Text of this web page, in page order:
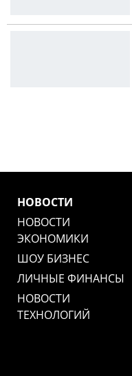
НОВОСТИ
НОВОСТИ
ЭКОНОМИКИ
ШОУ БИЗНЕС
ЛИЧНЫЕ ФИНАНСЫ
НОВОСТИ
ТЕХНОЛОГИЙ